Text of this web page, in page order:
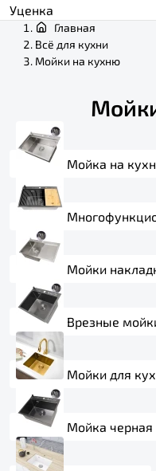
Уценка
Главная
Всё для кухни
Мойки на кухню
Мойка на
Мойки
Врезные
Мойки для
Мойка